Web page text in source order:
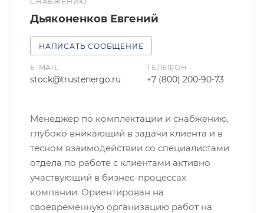
Дьяконенков Евгений
НАПИСАТЬ СООБЩЕНИЕ
E-MAIL
stock@trustenergo.ru
ТЕЛЕФОН
+7 (800) 200-90-73
Менеджер по комплектации и снабжению,
глубоко вникающий в задачи клиента и в
тесном взаимодействии со специалистами
отдела по работе с клиентами активно
участвующий в бизнес-процессах
компании. Ориентирован на
своевременную организацию работ на